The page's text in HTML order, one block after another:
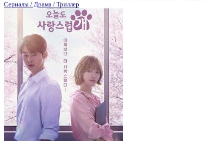
Сериалы / Драма / Триллер